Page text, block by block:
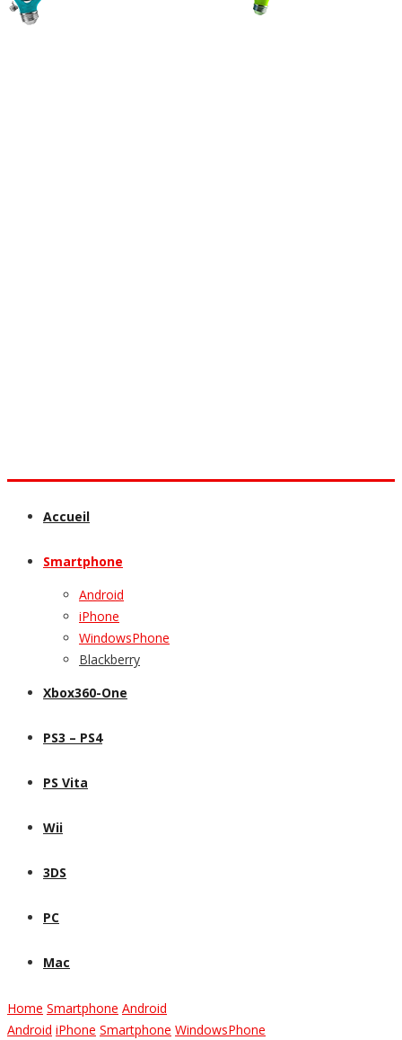
Accueil
Smartphone
Android
iPhone
WindowsPhone
Blackberry
Xbox360-One
PS3 – PS4
PS Vita
Wii
3DS
PC
Mac
Home Smartphone Android
Android iPhone Smartphone WindowsPhone